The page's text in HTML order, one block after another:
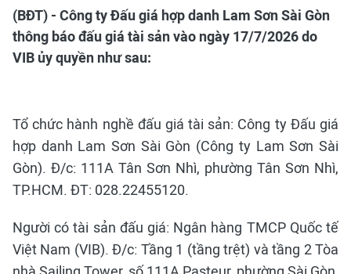
(BĐT) - Công ty Đấu giá hợp danh Lam Sơn Sài Gòn
thông báo đấu giá tài sản vào ngày 17/7/2026 do
VIB ủy quyền như sau:
Tổ chức hành nghề đấu giá tài sản: Công ty Đấu giá
hợp danh Lam Sơn Sài Gòn (Công ty Lam Sơn Sài
Gòn). Đ/c: 111A Tân Sơn Nhì, phường Tân Sơn Nhì,
TP.HCM. ĐT: 028.22455120.
Người có tài sản đấu giá: Ngân hàng TMCP Quốc tế
Việt Nam (VIB). Đ/c: Tầng 1 (tầng trệt) và tầng 2 Tòa